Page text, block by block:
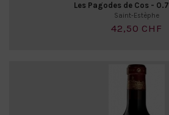
Les Pagodes de Cos -
Saint-Estèphe
42,50 CHF